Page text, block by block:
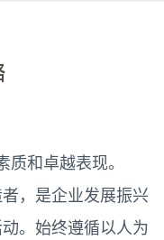
和卓越表现。
，是企业发展振兴
。始终遵循以人为